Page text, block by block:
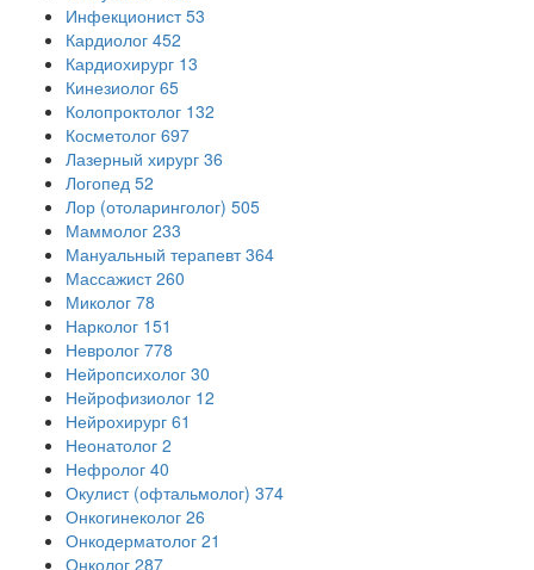
Инфекционист 53
Кардиолог 452
Кардиохирург 13
Кинезиолог 65
Колопроктолог 132
Косметолог 697
Лазерный хирург 36
Логопед 52
Лор (отоларинголог) 505
Маммолог 233
Мануальный терапевт 364
Массажист 260
Миколог 78
Нарколог 151
Невролог 778
Нейропсихолог 30
Нейрофизиолог 12
Нейрохирург 61
Неонатолог 2
Нефролог 40
Окулист (офтальмолог) 374
Онкогинеколог 26
Онкодерматолог 21
Онколог 287